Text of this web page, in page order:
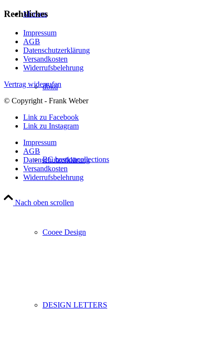
Marken
dbkd
BC bastioncollections
Cooee Design
DESIGN LETTERS
Rechtliches
Impressum
AGB
Datenschutzerklärung
Versandkosten
Widerrufsbelehrung
Vertrag widerrufen
© Copyright - Frank Weber
Link zu Facebook
Link zu Instagram
Impressum
AGB
Datenschutzerklärung
Versandkosten
Widerrufsbelehrung
Nach oben scrollen